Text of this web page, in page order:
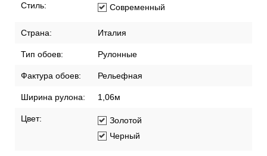
Стиль: Современный
Страна: Италия
Тип обоев: Рулонные
Фактура обоев: Рельефная
Ширина рулона: 1,06м
Цвет:
Золотой
Черный